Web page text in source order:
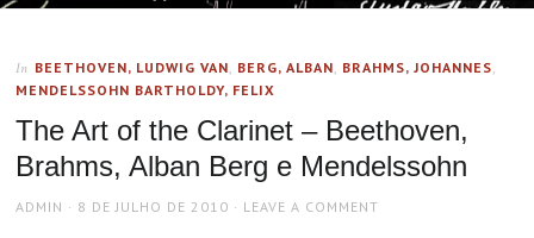
In BEETHOVEN, LUDWIG VAN, BERG, ALBAN, BRAHMS, JOHANNES,
MENDELSSOHN BARTHOLDY, FELIX
The Art of the Clarinet – Beethoven,
Brahms, Alban Berg e Mendelssohn
AUTHOR
ADMIN
POSTED
8 DE JULHO DE 2010 LEAVE A COMMENT